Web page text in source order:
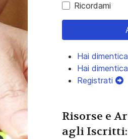
Ricordami
Hai
Hai
Registrati
Risorse e
agli Iscritti: